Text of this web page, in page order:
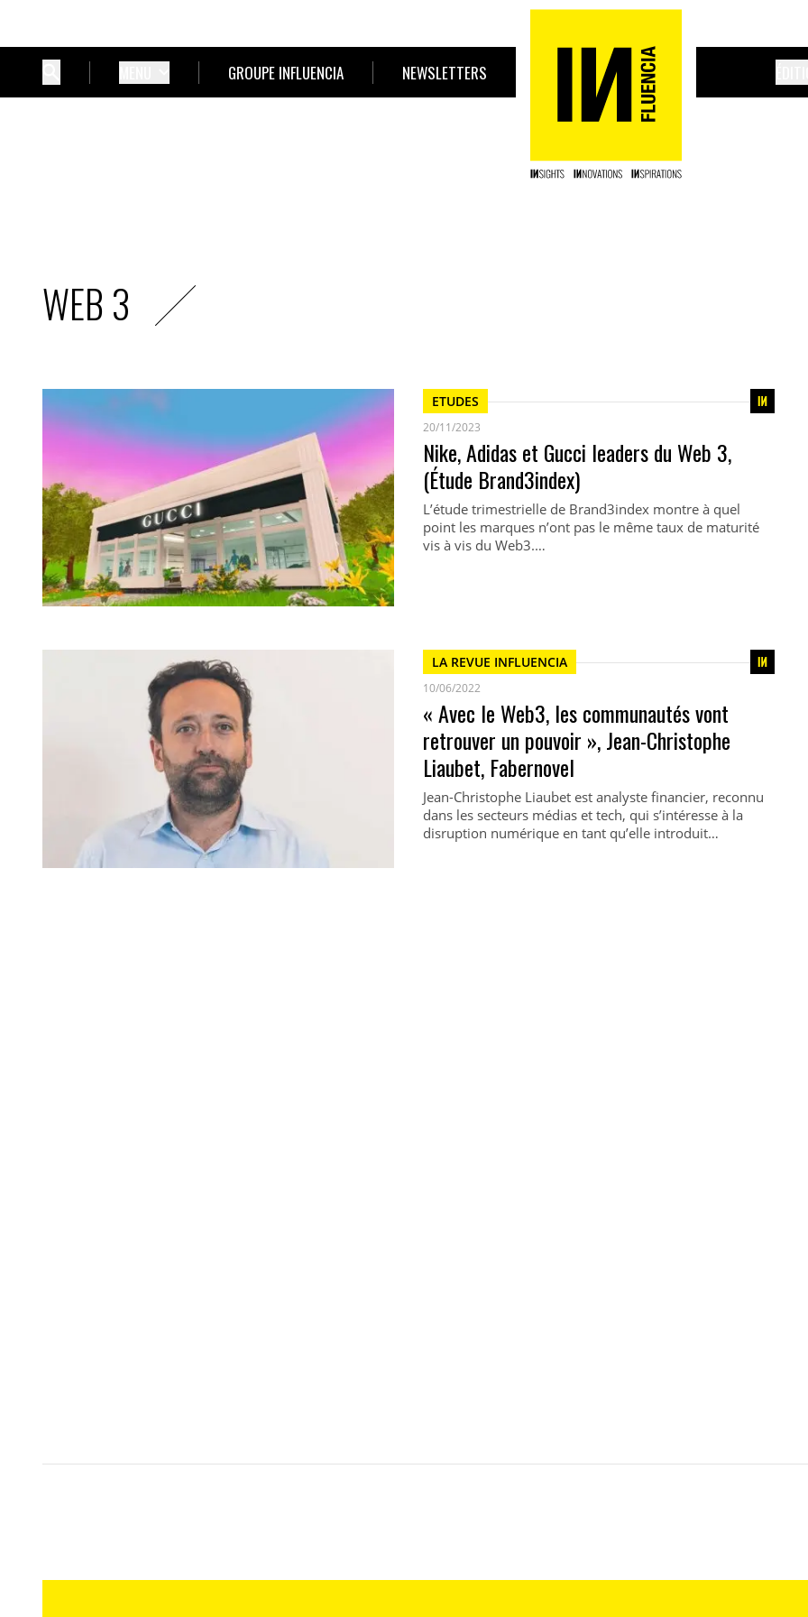
GROUPE INFLUENCIA NEWSLETTERS
WEB 3
ETUDES
20/11/2023
Nike, Adidas et Gucci leaders du Web 3,
(Étude Brand3index)
L’étude trimestrielle de Brand3index montre à quel
point les marques n’ont pas le même taux de maturité
vis à vis du Web3.…
LA REVUE INFLUENCIA
10/06/2022
« Avec le Web3, les communautés vont
retrouver un pouvoir », Jean-Christophe
Liaubet, Fabernovel
Jean-Christophe Liaubet est analyste financier, reconnu
dans les secteurs médias et tech, qui s’intéresse à la
disruption numérique en tant qu’elle introduit…